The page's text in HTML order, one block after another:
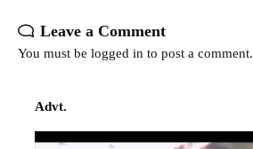
Leave a Comment
You must be logged in to post a comment.
Advt.
Video